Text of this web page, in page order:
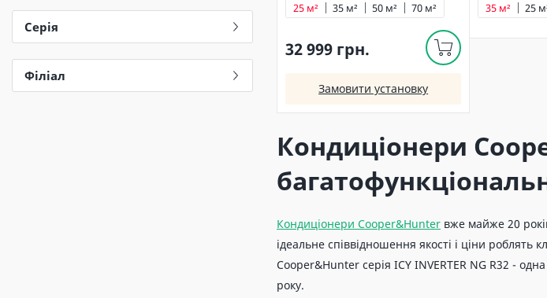
Серія
Філіал
25 м² 35 м² 50 м² 70 м²
32 999 грн.
Замовити установку
25
35 м²
Кондиціонери
Кондиціонери Cooper&Hunter вже майже 20
ідеальне співвідношення якості і ціни
Cooper&Hunter серія ICY INVERTER NG R32 -
року.